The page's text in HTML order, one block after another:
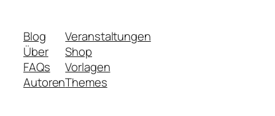
Blog
Über
FAQs
Autoren
Veranstaltungen
Shop
Vorlagen
Themes